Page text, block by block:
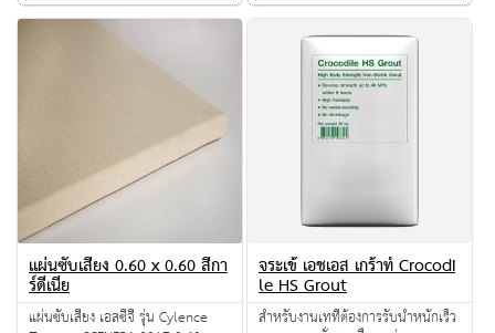
แผ่นซับเสียง 0.60 x 0.60 สีกา
ร์ดีเนีย
แผ่นซับเสียง เอสซีจี รุ่น Cylence
จระเข้ เอชเอส เกร้าท์ Crocodi
le HS Grout
สำหรับงานเทที่ต้องการรับน้ำหนักเร็ว